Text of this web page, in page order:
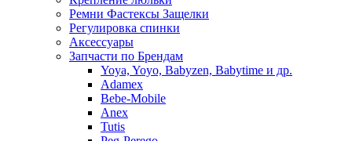
Ремни Фастексы Защелки
Регулировка спинки
Аксессуары
Запчасти по Брендам
Yoya, Yoyo, Babyzen, Babytime и др.
Adamex
Bebe-Mobile
Anex
Tutis